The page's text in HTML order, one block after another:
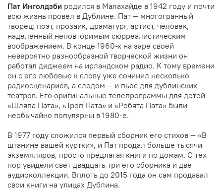
Пат Инголдзби родился в Малахайде в 1942 году и почти
всю жизнь провел в Дублине. Пат — многогранный
творец: поэт, прозаик, драматург, артист, человек,
наделенный неповторимым сюрреалистическим
воображением. В конце 1960-х на заре своей
невероятно разнообразной творческой жизни он
работал диджеем на ирландском радио. К тому времени
он с его любовью к слову уже сочинил несколько
радиосценариев, а следом — и пьес для дублинских
театров. Его оригинальные телепрограммы для детей
«Шляпа Пата», «Треп Пата» и «Ребята Пата» были
необычайно популярны в 1980-е.
В 1977 году сложился первый сборник его стихов — «В
штанине вашей куртки», и Пат продал больше тысячи
экземпляров, просто предлагая книги по домам. С тех
пор увидели свет двадцать три его сборника и две
аудиоколлекции. Вплоть до 2015 года он сам продавал
свои книги на улицах Дублина.